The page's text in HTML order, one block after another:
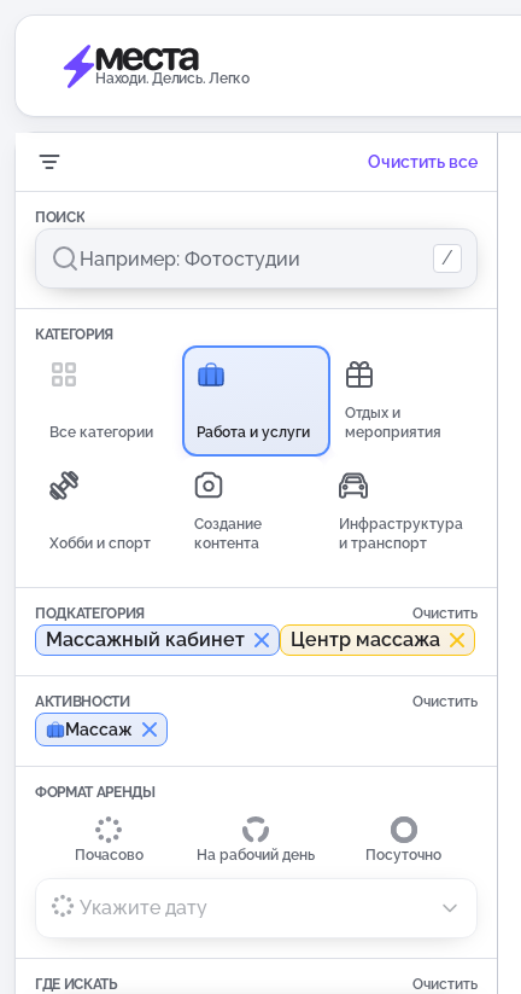
Находи. Делись. Легко
Очистить все
ПОИСК
/
КАТЕГОРИЯ
Все категории Работа и услуги
Отдых и
мероприятия
Хобби и спорт
Создание
контента
Инфраструктура
и транспорт
ПОДКАТЕГОРИЯ Очистить
Массажный кабинет Центр массажа
АКТИВНОСТИ Очистить
Массаж
ФОРМАТ АРЕНДЫ
Почасово На рабочий день Посуточно
Укажите дату
ГДЕ ИСКАТЬ Очистить